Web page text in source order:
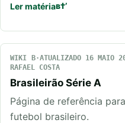
Ler matéria
WIKI ATUALIZADO 16 MAIO
RAFAEL COSTA
Brasileirão Série A
Página de referência
futebol brasileiro.